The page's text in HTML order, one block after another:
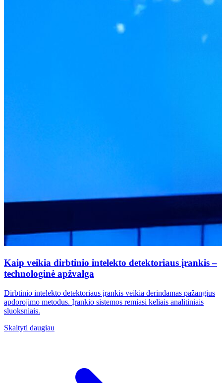
Kaip veikia dirbtinio intelekto detektoriaus įrankis –
technologinė apžvalga
Dirbtinio intelekto detektoriaus įrankis veikia derindamas pažangius
apdorojimo metodus. Įrankio sistemos remiasi keliais analitiniais
sluoksniais.
Skaityti daugiau